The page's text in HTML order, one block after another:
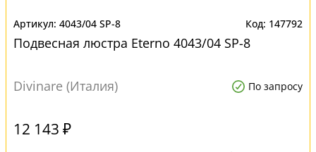
4043/04 SP-8 147792
Подвесная люстра Eterno 4043/04 SP-8
Divinare (Италия) По запросу
12 143 ₽